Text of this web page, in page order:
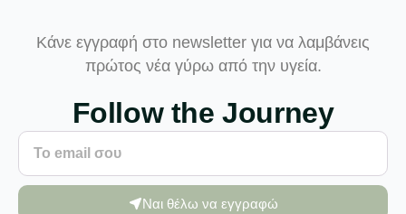
Κάνε εγγραφή στο newsletter για να λαμβάνεις
πρώτος νέα γύρω από την υγεία.
Follow the Journey
Ναι θέλω να εγγραφώ